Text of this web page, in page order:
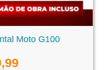
Moto G100